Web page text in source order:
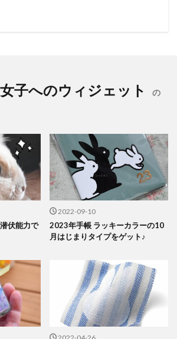
子へのウィジェット の
伏能力で
2022-09-10
2023年手帳 ラッキーカラーの10
月はじまりタイプをゲット♪